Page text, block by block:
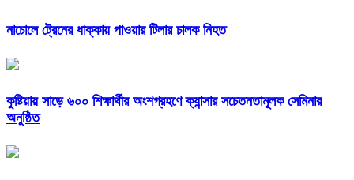
নাচোলে ট্রেনের ধাক্কায় পাওয়ার টিলার চালক নিহত
কুষ্টিয়ায় সাড়ে ৬০০ শিক্ষার্থীর অংশগ্রহণে ক্যান্সার সচেতনতামূলক সেমিনার
অনুষ্ঠিত